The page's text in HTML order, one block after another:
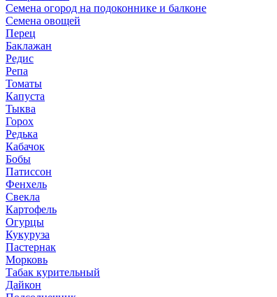
Семена огород на подоконнике и балконе
Семена овощей
Перец
Баклажан
Редис
Репа
Томаты
Капуста
Тыква
Горох
Редька
Кабачок
Бобы
Патиссон
Фенхель
Свекла
Картофель
Огурцы
Кукуруза
Пастернак
Морковь
Табак курительный
Дайкон